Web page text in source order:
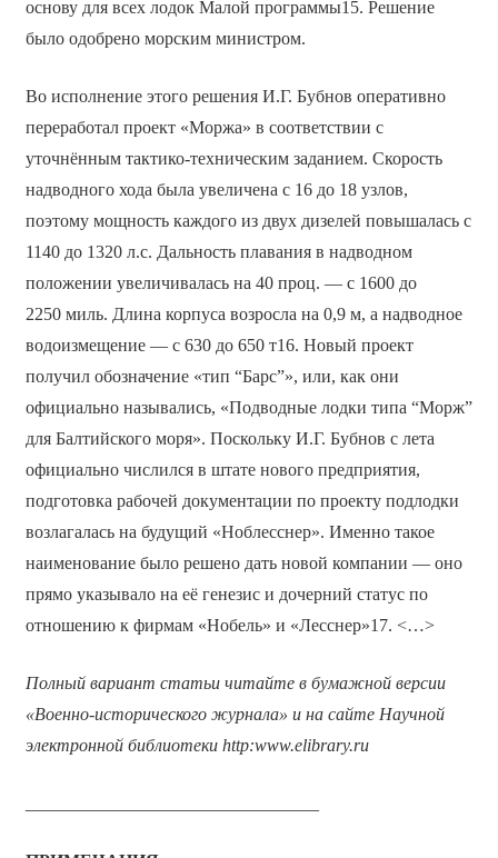
основу для всех лодок Малой программы15. Решение
было одобрено морским министром.
Во исполнение этого решения И.Г. Бубнов оперативно
переработал проект «Моржа» в соответствии с
уточнённым тактико-техническим заданием. Скорость
надводного хода была увеличена с 16 до 18 узлов,
поэтому мощность каждого из двух дизелей повышалась с
1140 до 1320 л.с. Дальность плавания в надводном
положении увеличивалась на 40 проц. — с 1600 до
2250 миль. Длина корпуса возросла на 0,9 м, а надводное
водоизмещение — с 630 до 650 т16. Новый проект
получил обозначение «тип “Барс”», или, как они
официально назывались, «Подводные лодки типа “Морж”
для Балтийского моря». Поскольку И.Г. Бубнов с лета
официально числился в штате нового предприятия,
подготовка рабочей документации по проекту подлодки
возлагалась на будущий «Ноблесснер». Именно такое
наименование было решено дать новой компании — оно
прямо указывало на её генезис и дочерний статус по
отношению к фирмам «Нобель» и «Лесснер»17. <…>
Полный вариант статьи читайте в бумажной версии
«Военно-исторического журнала» и на сайте Научной
электронной библиотеки http:www.elibrary.ru